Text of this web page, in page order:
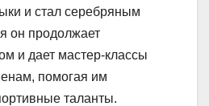
и стал серебряным
он продолжает
и дает мастер-классы
помогая им
таланты.